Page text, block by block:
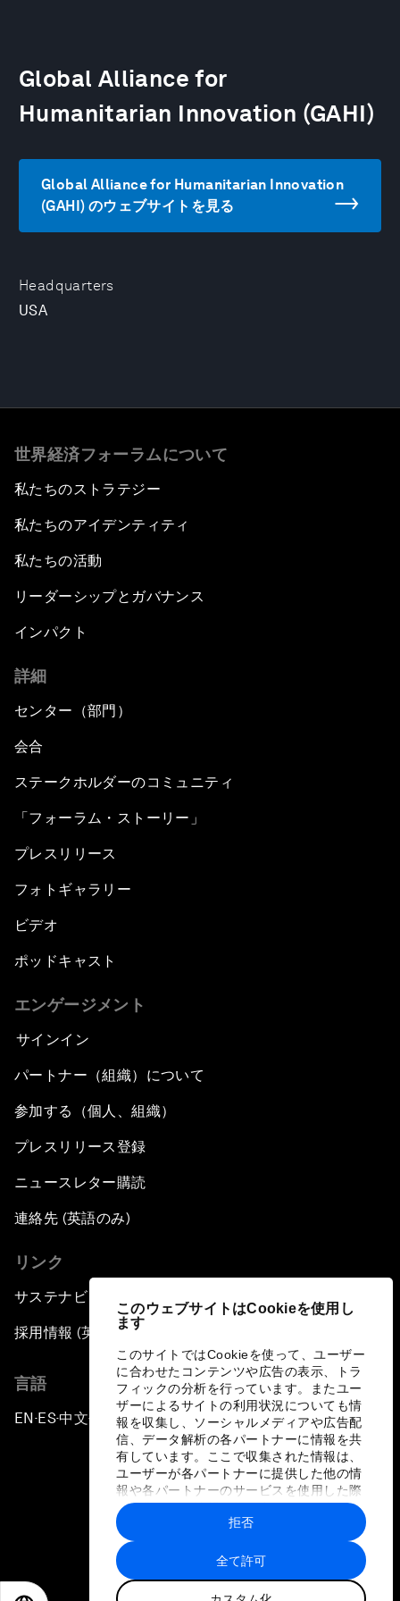
このウェブサイトはCookieを使用し
ます
このサイトではCookieを使って、ユーザー
に合わせたコンテンツや広告の表示、トラ
フィックの分析を行っています。またユー
ザーによるサイトの利用状況についても情
報を収集し、ソーシャルメディアや広告配
信、データ解析の各パートナーに情報を共
有しています。ここで収集された情報は、
ユーザーが各パートナーに提供した他の情
報や各パートナーのサービスを使用した際
に収集された情報と組み合わされ、各パー
トナーによって使用されることがありま
す。
全て許可
拒否
Headquarters
USA
Global Alliance for
Humanitarian Innovation (GAHI)
Global Alliance for Humanitarian Innovation
(GAHI) のウェブサイトを見る
世界経済フォーラムについて
私たちのストラテジー
私たちのアイデンティティ
私たちの活動
リーダーシップとガバナンス
インパクト
詳細
センター（部門）
会合
ステークホルダーのコミュニティ
「フォーラム・ストーリー」
プレスリリース
フォトギャラリー
ビデオ
ポッドキャスト
エンゲージメント
サインイン
パートナー（組織）について
参加する（個人、組織）
プレスリリース登録
ニュースレター購読
連絡先 (英語のみ)
リンク
サステナビリティへの取り組み
採用情報 (英語のみ)
言語
EN ▪ES▪中文▪ 日本語
プライバシーポリシーと利用規約
サイトマップ